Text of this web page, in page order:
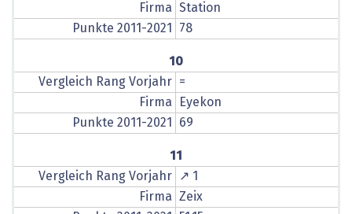
Firma
Station
Punkte 2011-2021
78
10
Vergleich Rang Vorjahr
=
Firma
Eyekon
Punkte 2011-2021
69
11
Vergleich Rang Vorjahr
↗ 1
Firma
Zeix